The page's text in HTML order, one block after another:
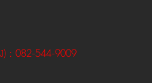
): 082-544-9009